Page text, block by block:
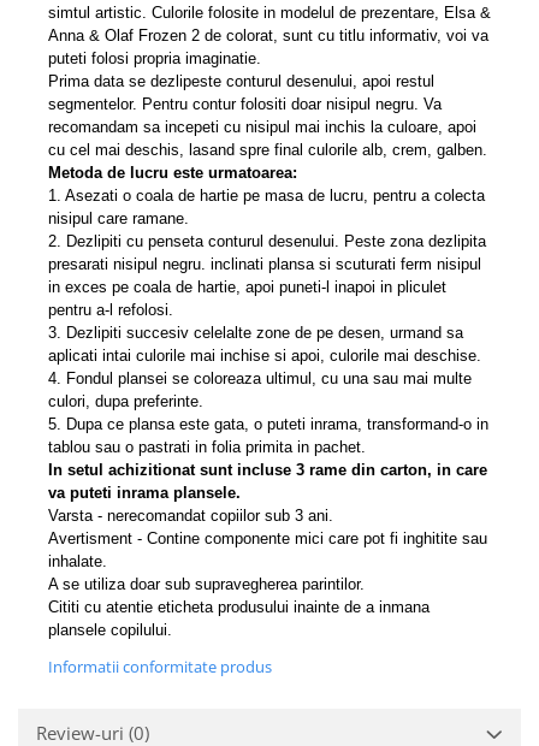
simtul artistic. Culorile folosite in modelul de prezentare, Elsa &
Anna & Olaf Frozen 2 de colorat, sunt cu titlu informativ, voi va
puteti folosi propria imaginatie.
Prima data se dezlipeste conturul desenului, apoi restul
segmentelor. Pentru contur folositi doar nisipul negru. Va
recomandam sa incepeti cu nisipul mai inchis la culoare, apoi
cu cel mai deschis, lasand spre final culorile alb, crem, galben.
Metoda de lucru este urmatoarea:
1. Asezati o coala de hartie pe masa de lucru, pentru a colecta
nisipul care ramane.
2. Dezlipiti cu penseta conturul desenului. Peste zona dezlipita
presarati nisipul negru. inclinati plansa si scuturati ferm nisipul
in exces pe coala de hartie, apoi puneti-l inapoi in pliculet
pentru a-l refolosi.
3. Dezlipiti succesiv celelalte zone de pe desen, urmand sa
aplicati intai culorile mai inchise si apoi, culorile mai deschise.
4. Fondul plansei se coloreaza ultimul, cu una sau mai multe
culori, dupa preferinte.
5. Dupa ce plansa este gata, o puteti inrama, transformand-o in
tablou sau o pastrati in folia primita in pachet.
In setul achizitionat sunt incluse 3 rame din carton, in care
va puteti inrama plansele.
Varsta - nerecomandat copiilor sub 3 ani.
Avertisment - Contine componente mici care pot fi inghitite sau
inhalate.
A se utiliza doar sub supravegherea parintilor.
Cititi cu atentie eticheta produsului inainte de a inmana
plansele copilului.
Informatii conformitate produs
Review-uri (0)